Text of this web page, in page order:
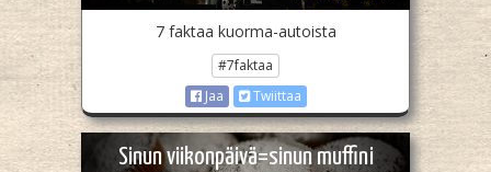
7 faktaa kuorma-autoista
#7faktaa
Jaa
Twiittaa
Sinun viikonpäivä=sinun muffini